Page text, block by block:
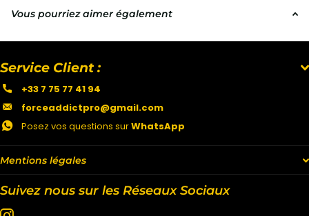
Vous pourriez aimer également
Mentions légales
Service Client :
+33 7 75 77 41 94
forceaddictpro@gmail.com
Posez vos questions surWhatsApp
Suivez nous sur les Réseaux Sociaux